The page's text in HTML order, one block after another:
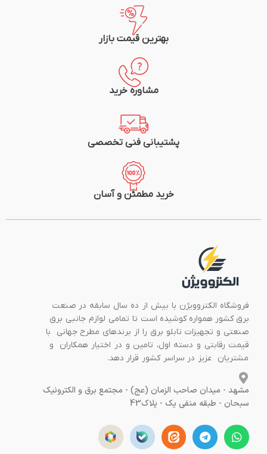
بهترین قیمت بازار
مشاوره خرید
پشتیبانی فنی تخصصی
خرید مطمئن و آسان
فروشگاه الکتروویژن با بیش از ده سال سابقه در صنعت
برق کشور همواره کوشیده است تا تمامی لوازم جانبی برق
صنعتی و تجهیزات تابلو برق را از برندهای مطرح جهانی با
قیمت رقابتی و دسته اول، تامین و در اختیار همکاران و
مشتریان عزیز در سراسر کشور قرار دهد.
مشهد - میدان صاحب الزمان (عج) - مجتمع برق و الکترونیک
سبحان - طبقه منفی یک - پلاک43